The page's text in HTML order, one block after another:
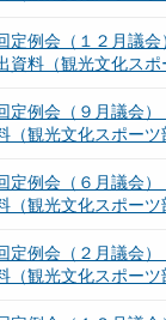
定例会（１２月議
資料（観光文化スポ
定例会（９月議会
（観光文化スポーツ
定例会（６月議会
（観光文化スポーツ
定例会（２月議会
（観光文化スポーツ